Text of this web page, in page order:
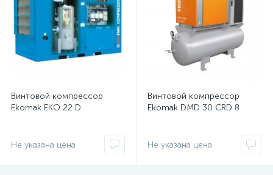
Винтовой компрессор
Ekomak EKO 22 D
Не указана цена
Винтовой компрессор
Ekomak DMD 30 CRD 8
Не указана цена